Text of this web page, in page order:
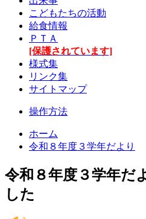
こどもたちの活動
給食情報
ＰＴＡ
[保護されています]
様式集
リンク集
サイトマップ
操作方法
ホーム
令和８年度３学年だより
令和８年度３学年だ
した